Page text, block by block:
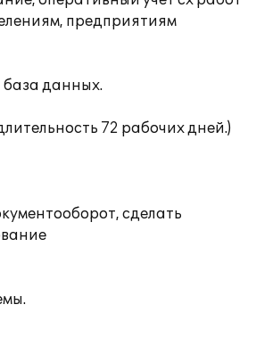
предприятиям
база данных.
72 рабочих дней.)
сделать